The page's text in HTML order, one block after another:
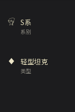
系别
S系
类型
轻型坦克